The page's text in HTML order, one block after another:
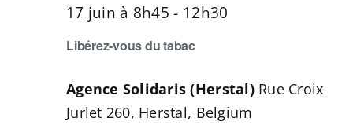
Libérez-vous du tabac
17 juin à 8h45 - 12h30
Agence Solidaris (Herstal) Rue Croix
Jurlet 260, Herstal, Belgium